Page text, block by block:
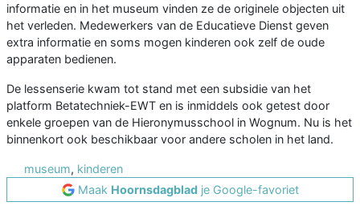
informatie en in het museum vinden ze de originele objecten uit
het verleden. Medewerkers van de Educatieve Dienst geven
extra informatie en soms mogen kinderen ook zelf de oude
apparaten bedienen.
De lessenserie kwam tot stand met een subsidie van het
platform Betatechniek-EWT en is inmiddels ook getest door
enkele groepen van de Hieronymusschool in Wognum. Nu is het
binnenkort ook beschikbaar voor andere scholen in het land.
museum, kinderen
Maak Hoornsdagbladje Google-favoriet